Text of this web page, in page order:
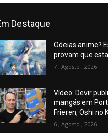
Destaque
Odeias anime?
provam que
7 , Agosto , 2026
Vídeo: Devir
mangás em
Frieren, Oshi no
6 , Agosto , 2026